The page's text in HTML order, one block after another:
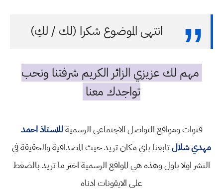
انتهى الموضوع شكرا (لك / لكِ)
مهم لك عزيزي الزائر الكريم شرفتنا ونحب
تواجدك معنا
قنوات ومواقع التواصل الاجتماعي الرسميةللاستاذ احمد
مهدي شلالتابعنا باي مكان تريد حيث المصداقية والحقيقة في
النشر اولا باول وهذه هي المواقع الرسمية اختر ما تريد بالضغط
على الايقونات ادناه